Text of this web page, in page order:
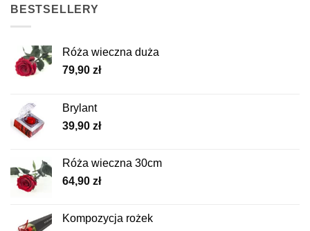
BESTSELLERY
Róża wieczna duża
79,90 zł
Brylant
39,90 zł
Róża wieczna 30cm
64,90 zł
Kompozycja rożek